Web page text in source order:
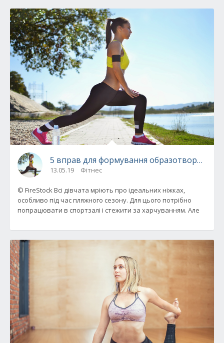
5 вправ для формування образотворчих ніг
13.05.19 Фітнес
© FireStock Всі дівчата мріють про ідеальних ніжках,
особливо під час пляжного сезону. Для цього потрібно
попрацювати в спортзалі і стежити за харчуванням. Але